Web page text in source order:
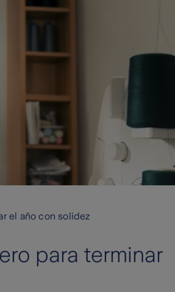
el año con solidez
para terminar